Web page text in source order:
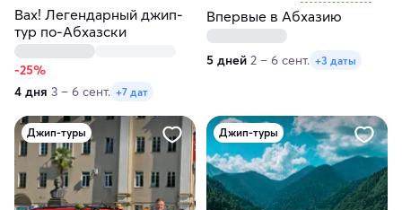
Вах! Легендарный джип-
тур по-Абхазски
-25%
4 дня 3 – 6 сент. +7 дат
Впервые в Абхазию
5 дней 2 – 6 сент. +3 даты
Джип-туры Джип-туры